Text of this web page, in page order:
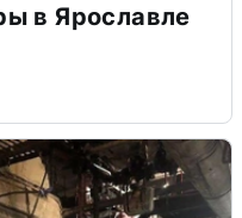
в Ярославле